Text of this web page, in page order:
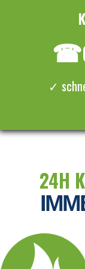
☎
✓
24H